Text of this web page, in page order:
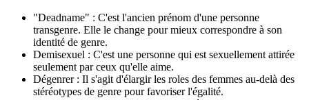
"Deadname" : C'est l'ancien prénom d'une personne
transgenre. Elle le change pour mieux correspondre à son
identité de genre.
Demisexuel : C'est une personne qui est sexuellement attirée
seulement par ceux qu'elle aime.
Dégenrer : Il s'agit d'élargir les roles des femmes au-delà des
stéréotypes de genre pour favoriser l'égalité.